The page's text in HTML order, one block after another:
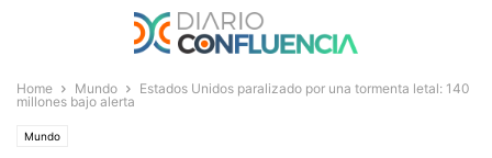
Home Mundo
Estados Unidos paralizado por una tormenta letal: 140
millones bajo alerta
Mundo